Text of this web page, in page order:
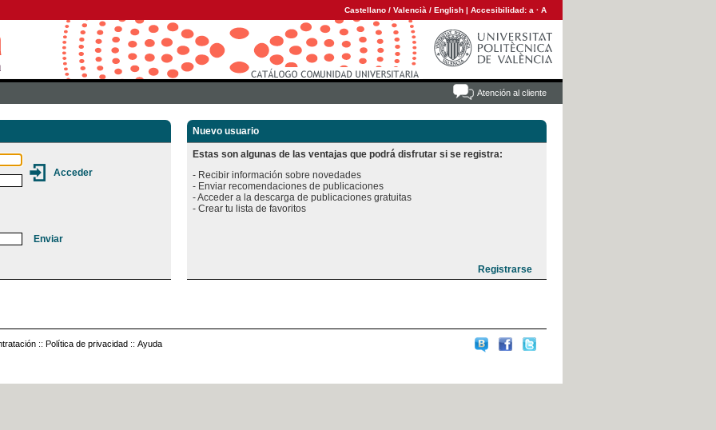
Castellano / Valencià / English | Accesibilidad: a · A
Atención al cliente
Nuevo usuario
Estas son algunas de las ventajas que podrá disfrutar si se registra:
- Recibir información sobre novedades
- Enviar recomendaciones de publicaciones
- Acceder a la descarga de publicaciones gratuitas
:: Política de privacidad :: Ayuda